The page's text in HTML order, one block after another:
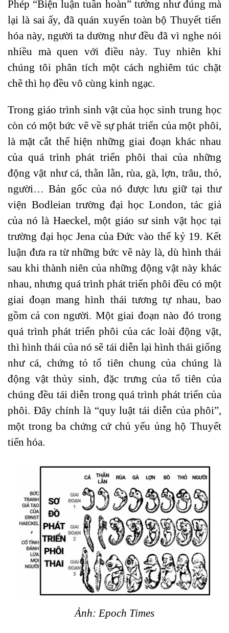
Phép “Biện luận tuần hoàn” tưởng như đúng mà
lại là sai ấy, đã quán xuyến toàn bộ Thuyết tiến
hóa này, người ta dường như đều đã vì nghe nói
nhiều mà quen với điều này. Tuy nhiên khi
chúng tôi phân tích một cách nghiêm túc chặt
chẽ thì họ đều vô cùng kinh ngạc.
Trong giáo trình sinh vật của học sinh trung học
còn có một bức vẽ về sự phát triển của một phôi,
là mặt cắt thể hiện những giai đoạn khác nhau
của quá trình phát triển phôi thai của những
động vật như cá, thằn lằn, rùa, gà, lợn, trâu, thỏ,
người… Bản gốc của nó được lưu giữ tại thư
viện Bodleian trường đại học London, tác giả
của nó là Haeckel, một giáo sư sinh vật học tại
trường đại học Jena của Đức vào thế kỷ 19. Kết
luận đưa ra từ những bức vẽ này là, dù hình thái
sau khi thành niên của những động vật này khác
nhau, nhưng quá trình phát triển phôi đều có một
giai đoạn mang hình thái tương tự nhau, bao
gồm cả con người. Một giai đoạn nào đó trong
quá trình phát triển phôi của các loài động vật,
thì hình thái của nó sẽ tái diễn lại hình thái giống
như cá, chứng tỏ tổ tiên chung của chúng là
động vật thủy sinh, đặc trưng của tổ tiên của
chúng đều tái diễn trong quá trình phát triển của
phôi. Đây chính là “quy luật tái diễn của phôi”,
một trong ba chứng cứ chủ yếu ủng hộ Thuyết
tiến hóa.
Ảnh: Epoch Times